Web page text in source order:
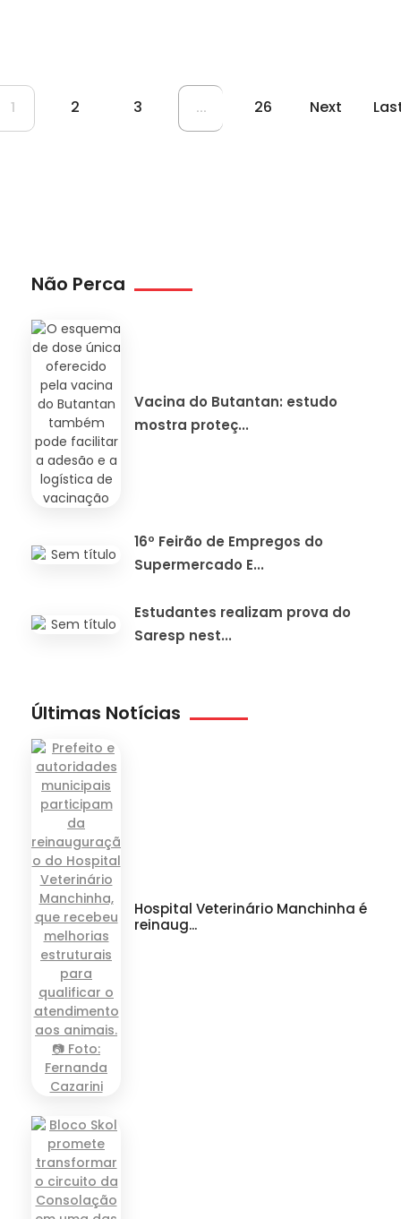
1 2 3 ... 26 Next
Não Perca
Vacina do Butantan: estudo
mostra proteç...
16º Feirão de Empregos do
Supermercado E...
Estudantes realizam prova do
Saresp nest...
Últimas Notícias
Hospital Veterinário Manchinha é
reinaug...